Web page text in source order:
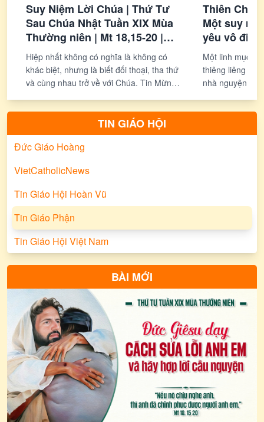
Suy Niệm Lời Chúa | Thứ Tư
Sau Chúa Nhật Tuần XIX Mùa
Thường niên | Mt 18,15-20 |
Phút Cầu Nguyện
Hiệp nhất không có nghĩa là không có
khác biệt, nhưng là biết đối thoại, tha thứ
và cùng nhau trở về với Chúa. Tin Mừng
đâu có yêu thương và hiệp thông, nơi đó
có Chúa hiện diện.
Thiên
Một suy
yêu vô
Một linh mục
thiêng liêng
nhà nguyện,
thành và yêu
TIN GIÁO HỘI
Đức Giáo Hoàng
VietCatholicNews
Tin Giáo Hội Hoàn Vũ
Tin Giáo Phận
Tin Giáo Hội Việt Nam
BÀI MỚI